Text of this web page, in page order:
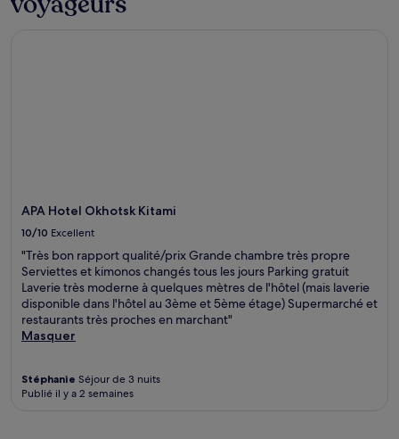
Les
peuvent
s’appliquer.
APA Hotel Okhotsk Kitami
10/10 Excellent
"Très bon rapport qualité/prix Grande chambre très propre
Serviettes et kimonos changés tous les jours Parking gratuit
Laverie très moderne à quelques mètres de l'hôtel (mais laverie
disponible dans l'hôtel au 3ème et 5ème étage) Supermarché et
restaurants très proches en marchant"
Masquer
Stéphanie Séjour de 3 nuits
Publié il y a 2 semaines